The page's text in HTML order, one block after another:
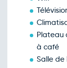
Lun.
déc.
Mar.
déc.
déc.
Plateau
à café
Salle de